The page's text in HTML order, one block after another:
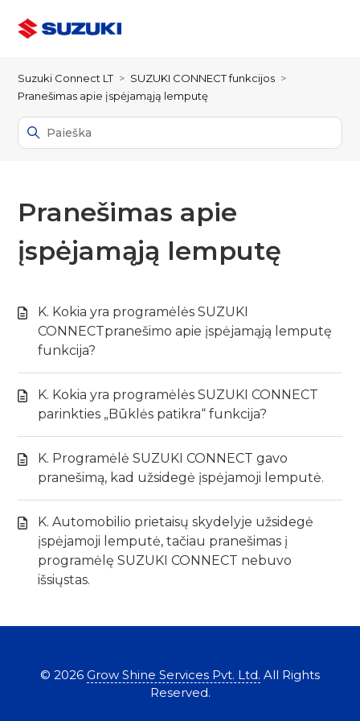
Suzuki Connect LT
SUZUKI CONNECT funkcijos
Pranešimas apie įspėjamąją lemputę
Pranešimas apie
įspėjamąją lemputę
K. Kokia yra programėlės SUZUKI
CONNECTpranešimo apie įspėjamąją lemputę
funkcija?
K. Kokia yra programėlės SUZUKI CONNECT
parinkties „Būklės patikra“ funkcija?
K. Programėlė SUZUKI CONNECT gavo
pranešimą, kad užsidegė įspėjamoji lemputė.
K. Automobilio prietaisų skydelyje užsidegė
įspėjamoji lemputė, tačiau pranešimas į
programėlę SUZUKI CONNECT nebuvo
išsiųstas.
© 2026 Grow Shine Services Pvt. Ltd. All Rights
Reserved.